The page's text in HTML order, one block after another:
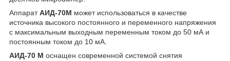
АппаратАИД-70М может использоваться в качестве
источника высокого постоянного и переменного напряжения
с максимальным выходным переменным током до 50 мА и
постоянным током до 10 мА.
АИД-70 М оснащен современной системой снятия